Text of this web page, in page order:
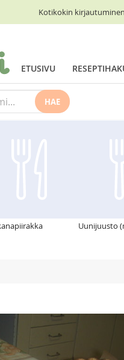
Kotikokin
ETUSIVU
HAE
Uunijuusto